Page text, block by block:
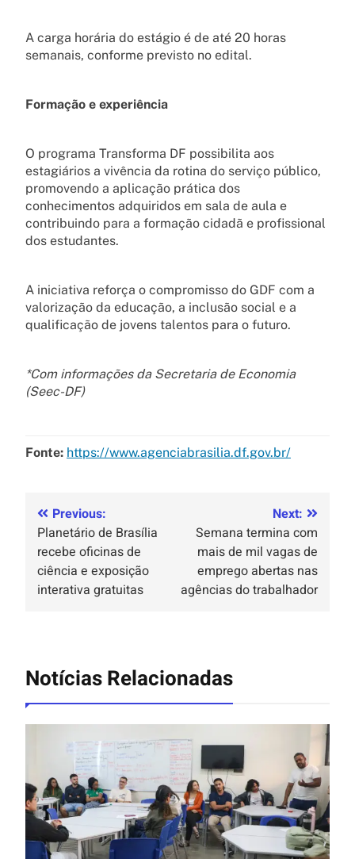
A carga horária do estágio é de até 20 horas
semanais, conforme previsto no edital.
Formação e experiência
O programa Transforma DF possibilita aos
estagiários a vivência da rotina do serviço público,
promovendo a aplicação prática dos
conhecimentos adquiridos em sala de aula e
contribuindo para a formação cidadã e profissional
dos estudantes.
A iniciativa reforça o compromisso do GDF com a
valorização da educação, a inclusão social e a
qualificação de jovens talentos para o futuro.
*Com informações da Secretaria de Economia
(Seec-DF)
Fonte: https://www.agenciabrasilia.df.gov.br/
Previous:
Planetário de Brasília
recebe oficinas de
ciência e exposição
interativa gratuitas
Next:
Semana termina com
mais de mil vagas de
emprego abertas nas
agências do trabalhador
Notícias Relacionadas